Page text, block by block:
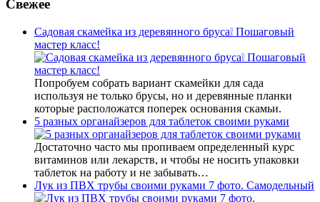
Свежее
Садовая скамейка из деревянного бруса❕ Пошаговый
мастер класс!
Попробуем собрать вариант скамейки для сада
используя не только брусы, но и деревянные планки
которые расположатся поперек основания скамьи.
5 разных органайзеров для таблеток своими руками
Достаточно часто мы пропиваем определенный курс
витаминов или лекарств, и чтобы не носить упаковки
таблеток на работу и не забывать…
Лук из ПВХ трубы своими руками 7 фото. Самодельный